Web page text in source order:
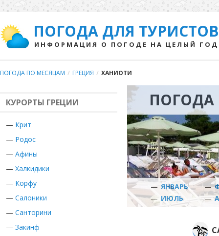
ПОГОДА ДЛЯ ТУРИСТОВ
ИНФОРМАЦИЯ О ПОГОДЕ НА ЦЕЛЫЙ ГОД
ПОГОДА ПО МЕСЯЦАМ / ГРЕЦИЯ / ХАНИОТИ
КУРОРТЫ ГРЕЦИИ
— Крит
— Родос
— Афины
— Халкидики
— Корфу
— Салоники
— Санторини
— Закинф
ПОГОДА
— ЯНВАРЬ —
— ИЮЛЬ —